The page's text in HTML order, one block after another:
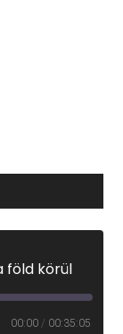
föld körül
00:00 / 00:35:05